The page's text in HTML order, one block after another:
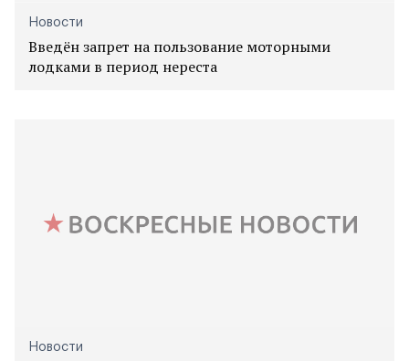
Новости
Введён запрет на пользование моторными
лодками в период нереста
Новости